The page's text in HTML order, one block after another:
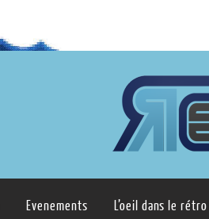
Evenements L’oeil dans le rétro